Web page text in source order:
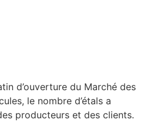
d’ouverture du Marché des
le nombre d’étals a
producteurs et des clients.